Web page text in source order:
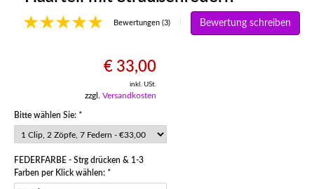
Bewertungen (3) Bewertung schreiben
€ 33,00
inkl. USt.
zzgl. Versandkosten
Bitte wählen Sie: *
FEDERFARBE - Strg drücken & 1-3
Farben per Klick wählen: *